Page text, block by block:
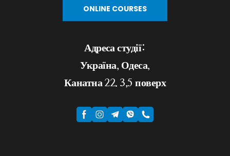
ONLINE COURSES
Адреса студії:
Україна, Одеса,
Канатна 22. 3,5 поверх